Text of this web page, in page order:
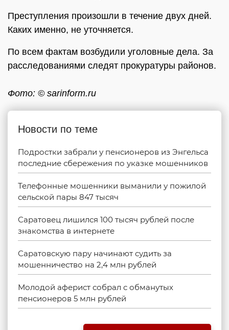
Преступления произошли в течение двух дней.
Каких именно, не уточняется.
По всем фактам возбудили уголовные дела. За
расследованиями следят прокуратуры районов.
Фото: © sarinform.ru
Новости по теме
Подростки забрали у пенсионеров из Энгельса
последние сбережения по указке мошенников
Телефонные мошенники выманили у пожилой
сельской пары 847 тысяч
Саратовец лишился 100 тысяч рублей после
знакомства в интернете
Саратовскую пару начинают судить за
мошенничество на 2,4 млн рублей
Молодой аферист собрал с обманутых
пенсионеров 5 млн рублей